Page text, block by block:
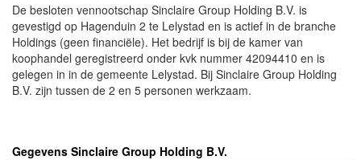
De besloten vennootschap Sinclaire Group Holding B.V. is
gevestigd op Hagenduin 2 te Lelystad en is actief in de branche
Holdings (geen financiële). Het bedrijf is bij de kamer van
koophandel geregistreerd onder kvk nummer 42094410 en is
gelegen in in de gemeente Lelystad. Bij Sinclaire Group Holding
B.V. zijn tussen de 2 en 5 personen werkzaam.
Gegevens Sinclaire Group Holding B.V.